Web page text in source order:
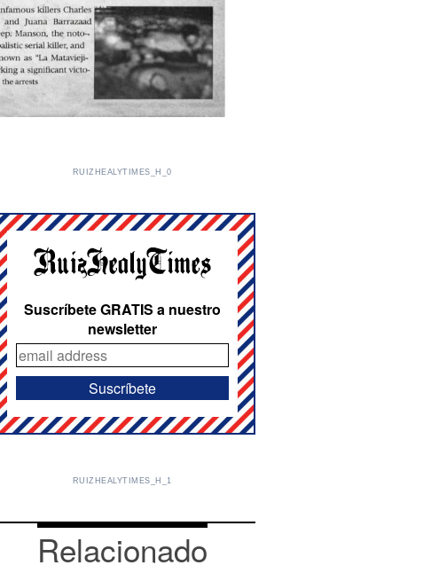
RUIZHEALYTIMES_H_0
Suscríbete GRATIS a nuestro
newsletter
RUIZHEALYTIMES_H_1
Relacionado